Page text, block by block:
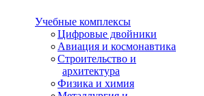
Учебные комплексы
Цифровые двойники
Авиация и космонавтика
Строительство и
архитектура
Физика и химия